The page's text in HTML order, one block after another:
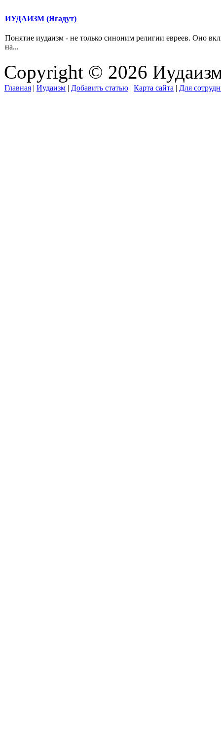
ИУДАИЗМ (Ягадут)
Понятие иудаизм - не только синоним религии евреев. Оно
на...
Copyright © 2026
Главная | Иудаизм | Добавить статью | Карта сайта | Для